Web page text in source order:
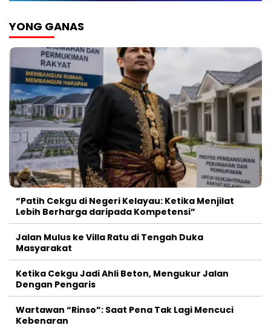
YONG GANAS
“Patih Cekgu di Negeri Kelayau: Ketika Menjilat
Lebih Berharga daripada Kompetensi”
Jalan Mulus ke Villa Ratu di Tengah Duka
Masyarakat
Ketika Cekgu Jadi Ahli Beton, Mengukur Jalan
Dengan Pengaris
Wartawan “Rinso”: Saat Pena Tak Lagi Mencuci
Kebenaran